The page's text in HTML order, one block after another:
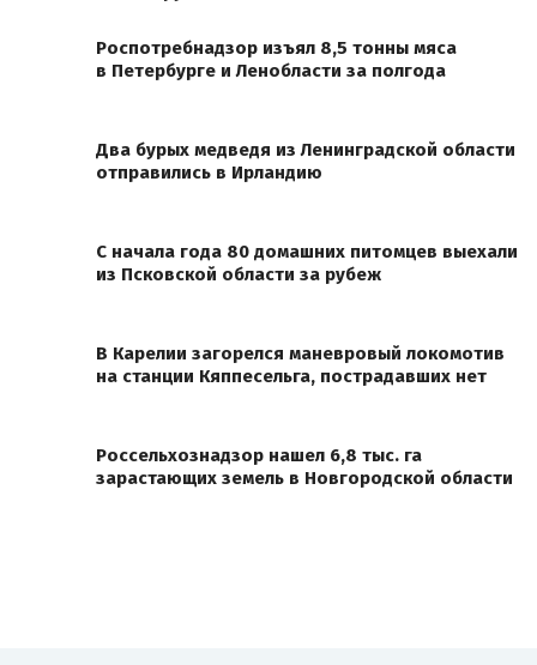
Роспотребнадзор изъял 8,5 тонны мяса
в Петербурге и Ленобласти за полгода
Два бурых медведя из Ленинградской области
отправились в Ирландию
С начала года 80 домашних питомцев выехали
из Псковской области за рубеж
В Карелии загорелся маневровый локомотив
на станции Кяппесельга, пострадавших нет
Россельхознадзор нашел 6,8 тыс. га
зарастающих земель в Новгородской области